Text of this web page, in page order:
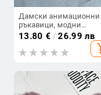
Дамски анимационни
ръкавици, модни
момичета, топли, меки,
без пръсти, половин
пръст, капаче с капак,
ръкавици, зимни
ръкавици T52
13.80 € /26.99 лв